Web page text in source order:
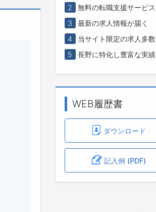
2
無料の転職支援サービス
3
最新の求人情報が届く
4
当サイト限定の求人多数
5
長野に特化し豊富な実績
WEB履歴書
ダウンロード
記入例 (PDF)